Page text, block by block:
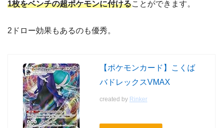
1枚をベンチの超ポケモンに付けることができます。
2ドロー効果もあるのも優秀。
【ポケモンカード】こくば
バドレックスVMAX
created by Rinker